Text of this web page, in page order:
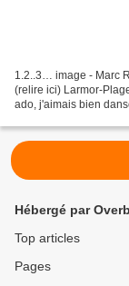
1.2..3… image - Marc
(relire ici) Larmor-
ado, j'aimais bien
Hébergé par
Top articles
Pages